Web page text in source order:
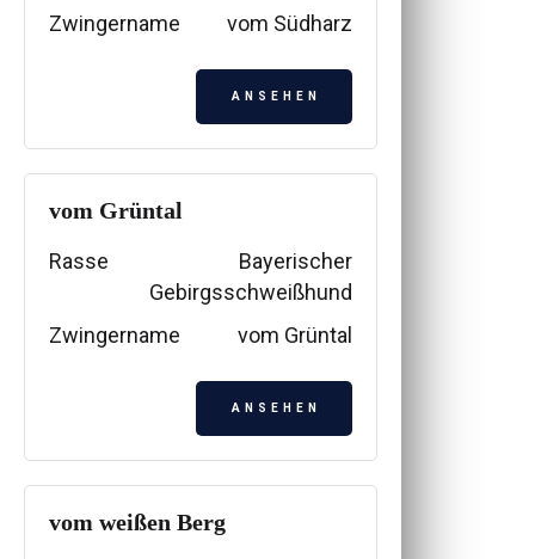
Zwingername
vom Südharz
ANSEHEN
vom Grüntal
Rasse
Bayerischer
Gebirgsschweißhund
Zwingername
vom Grüntal
ANSEHEN
vom weißen Berg